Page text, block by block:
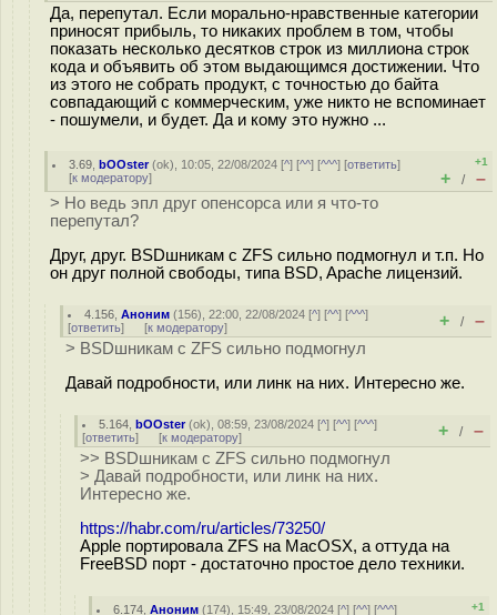
Да, перепутал. Если морально-нравственные категории
приносят прибыль, то никаких проблем в том, чтобы
показать несколько десятков строк из миллиона строк
кода и объявить об этом выдающимся достижении. Что
из этого не собрать продукт, с точностью до байта
совпадающий с коммерческим, уже никто не вспоминает
- пошумели, и будет. Да и кому это нужно ...
3.69 ,bOOster(ok), 10:05, 22/08/2024 [^] [^^] [^^^] [ответить]
[к модератору]
+1
+ / –
> Но ведь эпл друг опенсорса или я что-то
перепутал?
Друг, друг. BSDшникам с ZFS сильно подмогнул и т.п. Но
он друг полной свободы, типа BSD, Apache лицензий.
4.156 ,Аноним (156), 22:00, 22/08/2024 [^] [^^] [^^^]
[ответить] [к модератору] + / –
> BSDшникам с ZFS сильно подмогнул
Давай подробности, или линк на них. Интересно же.
5.164 ,bOOster(ok), 08:59, 23/08/2024 [^] [^^] [^^^]
[ответить] [к модератору] + / –
>> BSDшникам с ZFS сильно подмогнул
> Давай подробности, или линк на них.
Интересно же.
https://habr.com/ru/articles/73250/
Apple портировала ZFS на MacOSX, а оттуда на
FreeBSD порт - достаточно простое дело техники.
6.174 ,Аноним (174), 15:49, 23/08/2024 [^] [^^] [^^^]
+1